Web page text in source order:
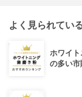
よく見られてい
ホワイ
の多い